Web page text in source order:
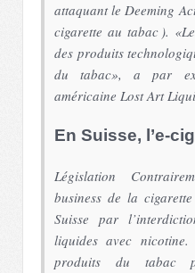
attaquant le Deeming
cigarette au tabac ).
des produits
du tabac», a par
américaine Lost Art
En Suisse, l’e-
Législation
business de la
Suisse par
liquides avec
produits du tabac